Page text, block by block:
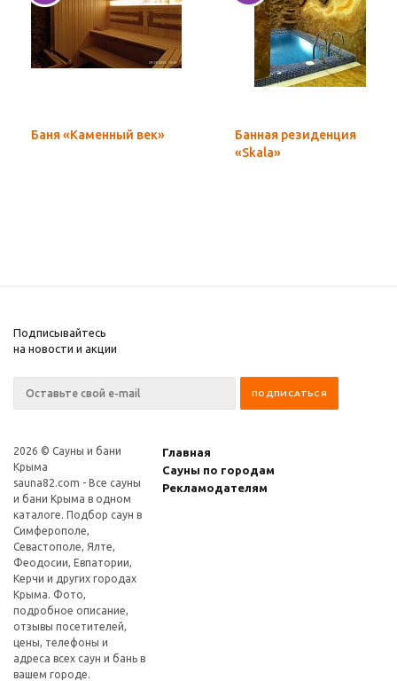
Баня «Каменный век»
Банная резиденция
«Skala»
Подписывайтесь
на новости и акции
2026 © Сауны и бани
Крыма
sauna82.com - Все сауны
и бани Крыма в одном
каталоге. Подбор саун в
Симферополе,
Севастополе, Ялте,
Феодосии, Евпатории,
Керчи и других городах
Крыма. Фото,
подробное описание,
отзывы посетителей,
цены, телефоны и
адреса всех саун и бань в
вашем городе.
Главная
Сауны по городам
Рекламодателям